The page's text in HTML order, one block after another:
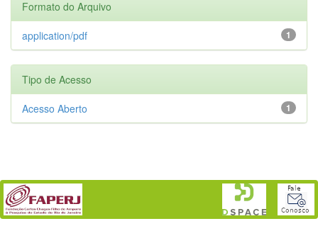
Formato do Arquivo
1
application/pdf
Tipo de Acesso
1
Acesso Aberto